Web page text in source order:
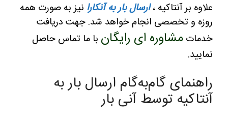
علاوه بر آنتاکیه ،ارسال بار به آنکارا نیز به صورت همه
روزه و تخصصی انجام خواهد شد. جهت دریافت
خدمات مشاوره ای رایگان با ما تماس حاصل
نمایید.
راهنمای گام‌به‌گام ارسال بار به
آنتاکیه توسط آنی بار